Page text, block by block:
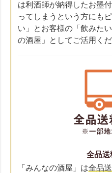
は利酒師が納得したお墨
ってしまうという方にも
い」とお客様の「飲みた
の酒屋」としてご活用くだ
全品送
「みんなの酒屋」は全品